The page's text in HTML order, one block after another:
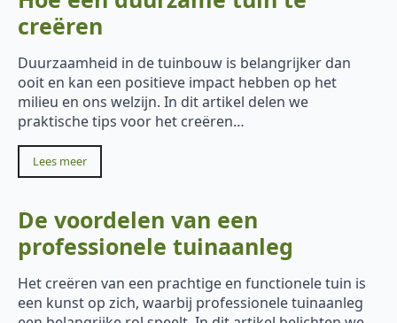
creëren
Duurzaamheid in de tuinbouw is belangrijker dan
ooit en kan een positieve impact hebben op het
milieu en ons welzijn. In dit artikel delen we
praktische tips voor het creëren…
Lees meer
De voordelen van een
professionele tuinaanleg
Het creëren van een prachtige en functionele tuin is
een kunst op zich, waarbij professionele tuinaanleg